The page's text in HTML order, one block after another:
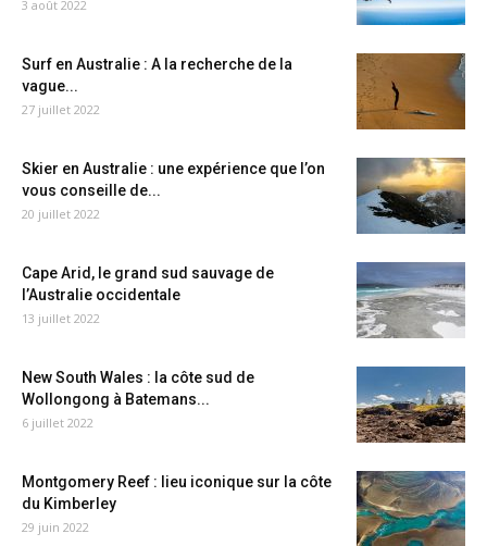
3 août 2022
Surf en Australie : A la recherche de la
vague...
27 juillet 2022
Skier en Australie : une expérience que l’on
vous conseille de...
20 juillet 2022
Cape Arid, le grand sud sauvage de
l’Australie occidentale
13 juillet 2022
New South Wales : la côte sud de
Wollongong à Batemans...
6 juillet 2022
Montgomery Reef : lieu iconique sur la côte
du Kimberley
29 juin 2022